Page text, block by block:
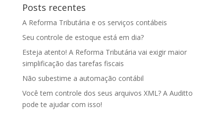
Posts recentes
A Reforma Tributária e os serviços contábeis
Seu controle de estoque está em dia?
Esteja atento! A Reforma Tributária vai exigir maior
simplificação das tarefas fiscais
Não subestime a automação contábil
Você tem controle dos seus arquivos XML? A Auditto
pode te ajudar com isso!